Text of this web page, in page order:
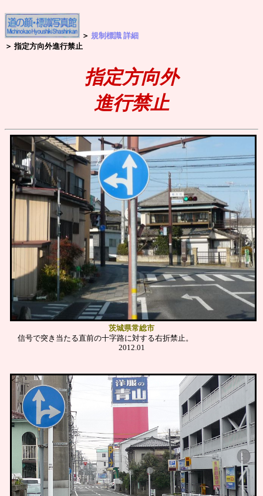
＞ 規制標識 詳細
＞ 指定方向外進行禁止
指定方向外
進行禁止
茨城県常総市
信号で突き当たる直前の十字路に対する右折禁止。
2012.01